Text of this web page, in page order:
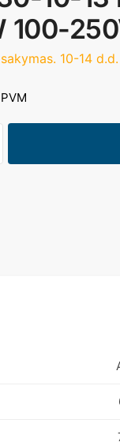
100-
10-14 d.d.